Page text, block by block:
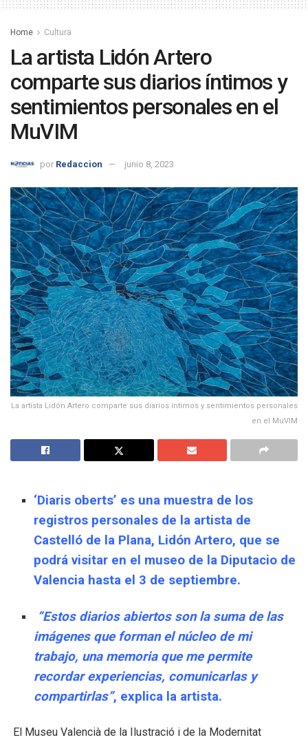
Home Cultura
La artista Lidón Artero
comparte sus diarios íntimos y
sentimientos personales en el
MuVIM
por Redaccion junio 8, 2023
La artista Lidón Artero comparte sus diarios íntimos y sentimientos personales
en el MuVIM
‘Diaris oberts’ es una muestra de los
registros personales de la artista de
Castelló de la Plana, Lidón Artero, que se
podrá visitar en el museo de la Diputacio de
Valencia hasta el 3 de septiembre.
“Estos diarios abiertos son la suma de las
imágenes que forman el núcleo de mi
trabajo, una memoria que me permite
recordar experiencias, comunicarlas y
compartirlas”, explica la artista.
El Museu Valencià de la Ilustració i de la Modernitat